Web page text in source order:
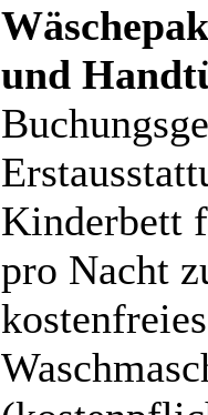
und
Kinderbett
pro Nacht